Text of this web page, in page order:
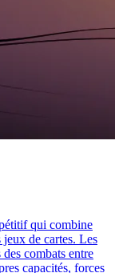
qui combine
de cartes. Les
combats entre
capacités, forces